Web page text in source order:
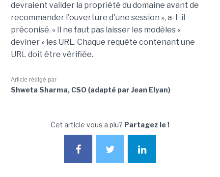
devraient valider la propriété du domaine avant de
recommander l'ouverture d'une session », a-t-il
préconisé. « Il ne faut pas laisser les modèles «
deviner » les URL. Chaque requête contenant une
URL doit être vérifiée.
Article rédigé par
Shweta Sharma, CSO (adapté par Jean Elyan)
Cet article vous a plu? Partagez le !